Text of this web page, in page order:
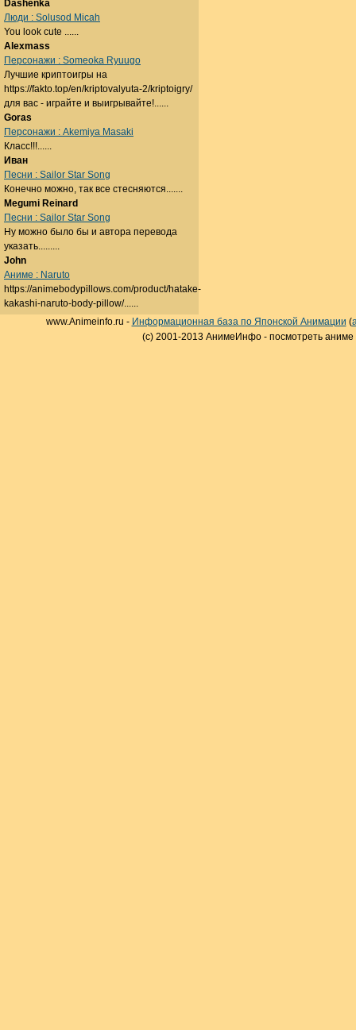
Dashenka
Люди : Solusod Micah
You look cute ......
Alexmass
Персонажи : Someoka Ryuugo
Лучшие криптоигры на
https://fakto.top/en/kriptovalyuta-2/kriptoigry/
для вас - играйте и выигрывайте!......
Goras
Персонажи : Akemiya Masaki
Класс!!!......
Иван
Песни : Sailor Star Song
Конечно можно, так все стесняются.......
Megumi Reinard
Песни : Sailor Star Song
Ну можно было бы и автора перевода
указать.........
John
Аниме : Naruto
https://animebodypillows.com/product/hatake-
kakashi-naruto-body-pillow/......
www.Animeinfo.ru - Информационная база по Японской Анимации (
(c) 2001-2013 АнимеИнфо - посмотреть аниме